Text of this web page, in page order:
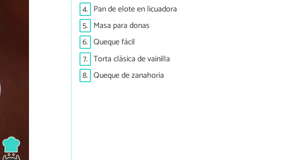
4. Pan de elote en licuadora
5. Masa para donas
6. Queque fácil
7. Torta clásica de vainilla
8. Queque de zanahoria